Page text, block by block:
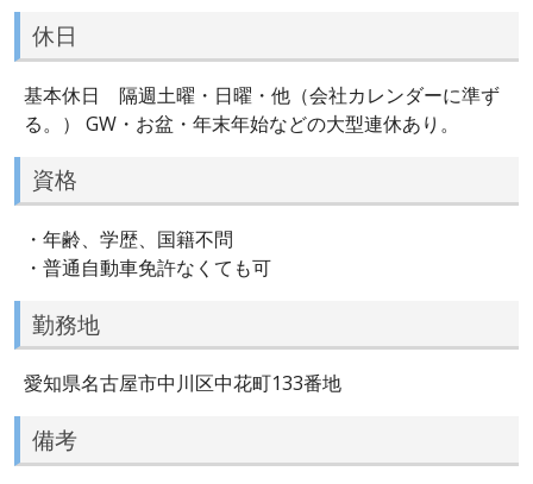
休日
基本休日 隔週土曜・日曜・他（会社カレンダーに準ず
る。） GW・お盆・年末年始などの大型連休あり。
資格
・年齢、学歴、国籍不問
・普通自動車免許なくても可
勤務地
愛知県名古屋市中川区中花町133番地
備考